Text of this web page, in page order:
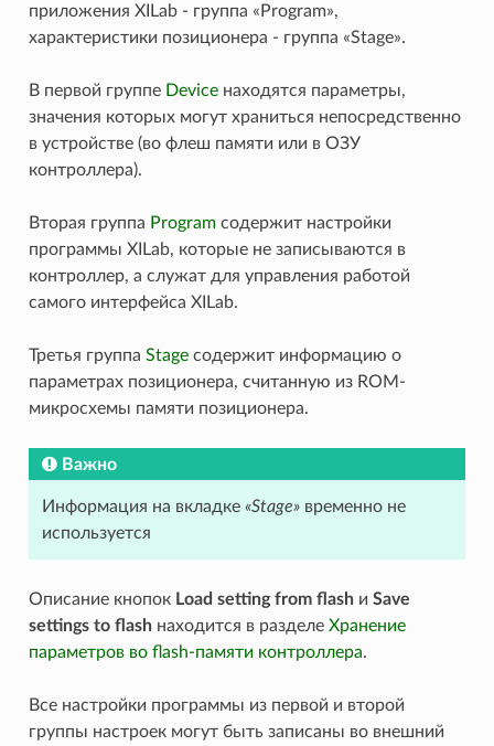
приложения XILab - группа «Program»,
характеристики позиционера - группа «Stage».
В первой группе Deviceнаходятся параметры,
значения которых могут храниться непосредственно
в устройстве (во флеш памяти или в ОЗУ
контроллера).
Вторая группа Programсодержит настройки
программы XILab, которые не записываются в
контроллер, а служат для управления работой
самого интерфейса XILab.
Третья группа Stageсодержит информацию о
параметрах позиционера, считанную из ROM-
микросхемы памяти позиционера.
Важно
Информация на вкладке «Stage»временно не
используется
Описание кнопок Load setting from flashи Save
settings to flashнаходится в разделе Хранение
параметров во flash-памяти контроллера.
Все настройки программы из первой и второй
группы настроек могут быть записаны во внешний